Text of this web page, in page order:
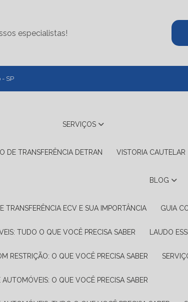
especialistas!
- SP
SERVIÇOS
DE TRANSFERÊNCIA DETRAN VISTORIA CAUTELAR
BLOG
TRANSFERÊNCIA ECV E SUA IMPORTÂNCIA GUIA
TUDO O QUE VOCÊ PRECISA SABER LAUDO
RESTRIÇÃO: O QUE VOCÊ PRECISA SABER
O QUE VOCÊ PRECISA SABER